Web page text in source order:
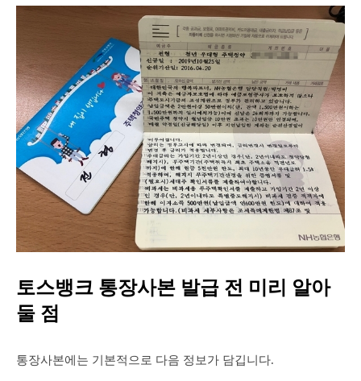
토스뱅크 통장사본 발급 전 미리 알아
둘 점
통장사본에는 기본적으로 다음 정보가 담깁니다.